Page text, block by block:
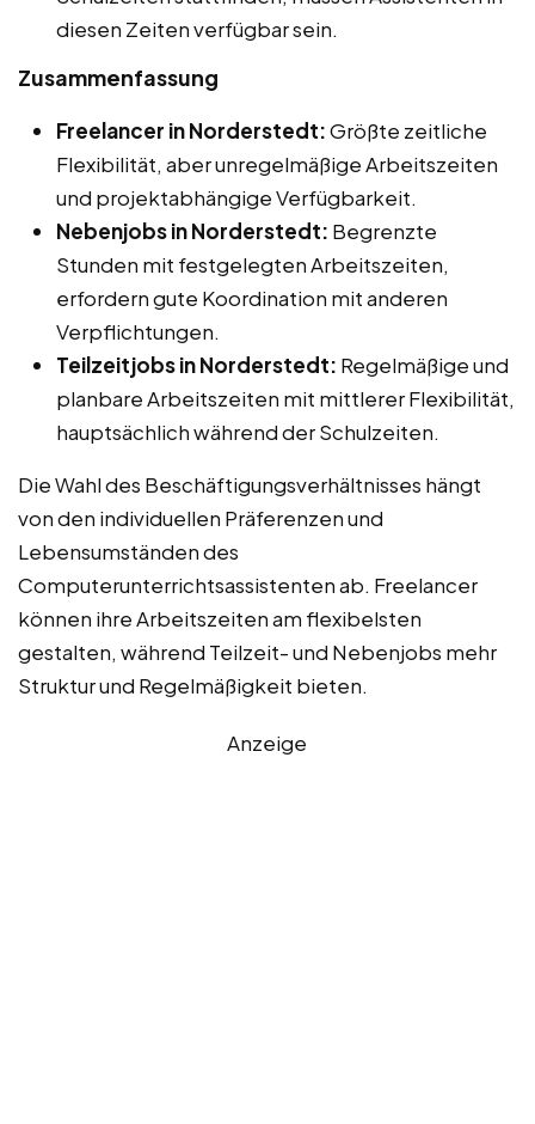
diesen Zeiten verfügbar sein.
Zusammenfassung
Freelancer in Norderstedt:Größte zeitliche
Flexibilität, aber unregelmäßige Arbeitszeiten
und projektabhängige Verfügbarkeit.
Nebenjobs in Norderstedt: Begrenzte
Stunden mit festgelegten Arbeitszeiten,
erfordern gute Koordination mit anderen
Verpflichtungen.
Teilzeitjobs in Norderstedt: Regelmäßige und
planbare Arbeitszeiten mit mittlerer Flexibilität,
hauptsächlich während der Schulzeiten.
Die Wahl des Beschäftigungsverhältnisses hängt
von den individuellen Präferenzen und
Lebensumständen des
Computerunterrichtsassistenten ab. Freelancer
können ihre Arbeitszeiten am flexibelsten
gestalten, während Teilzeit- und Nebenjobs mehr
Struktur und Regelmäßigkeit bieten.
Anzeige